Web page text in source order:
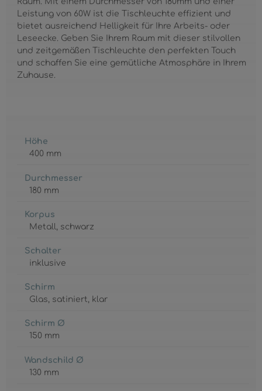
Leistung von 60W ist die Tischleuchte effizient und
bietet ausreichend Helligkeit für Ihre Arbeits- oder
Leseecke. Geben Sie Ihrem Raum mit dieser stilvollen
und zeitgemäßen Tischleuchte den perfekten Touch
und schaffen Sie eine gemütliche Atmosphäre in Ihrem
Zuhause.
Höhe
400 mm
Durchmesser
180 mm
Korpus
Metall , schwarz
Schalter
inklusive
Schirm
Glas, satiniert, klar
Schirm Ø
150 mm
Wandschild Ø
130 mm